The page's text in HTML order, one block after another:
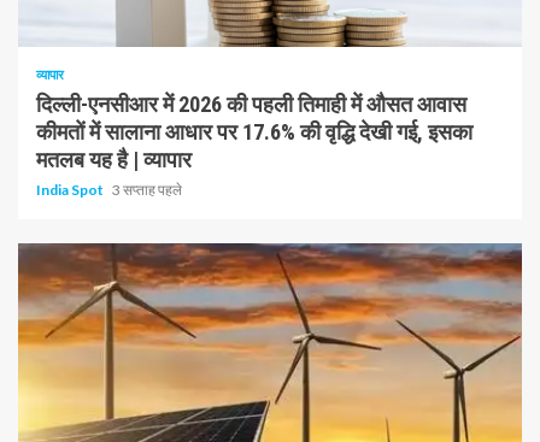
व्यापार
दिल्ली-एनसीआर में 2026 की पहली तिमाही में औसत आवास
कीमतों में सालाना आधार पर 17.6% की वृद्धि देखी गई, इसका
मतलब यह है | व्यापार
India Spot 3 सप्ताह पहले
1 न्यूनतम पढ़ा